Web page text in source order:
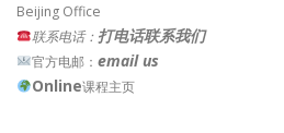
Beijing Office
联系电话： 打电话联系我们
官方电邮： email us
Online课程主页